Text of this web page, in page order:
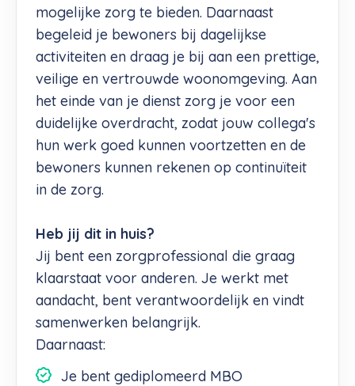
mogelijke zorg te bieden. Daarnaast
begeleid je bewoners bij dagelijkse
activiteiten en draag je bij aan een prettige,
veilige en vertrouwde woonomgeving. Aan
het einde van je dienst zorg je voor een
duidelijke overdracht, zodat jouw collega's
hun werk goed kunnen voortzetten en de
bewoners kunnen rekenen op continuïteit
in de zorg.
Heb jij dit in huis?
Jij bent een zorgprofessional die graag
klaarstaat voor anderen. Je werkt met
aandacht, bent verantwoordelijk en vindt
samenwerken belangrijk.
Daarnaast:
Je bent gediplomeerd MBO